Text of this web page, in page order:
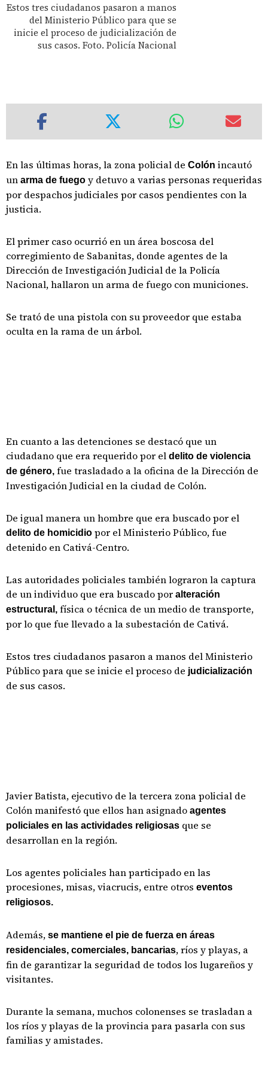
Estos tres ciudadanos pasaron a manos
del Ministerio Público para que se
inicie el proceso de judicialización de
sus casos. Foto. Policía Nacional
En las últimas horas, la zona policial de Colón incautó
un arma de fuego y detuvo a varias personas requeridas
por despachos judiciales por casos pendientes con la
justicia.
El primer caso ocurrió en un área boscosa del
corregimiento de Sabanitas, donde agentes de la
Dirección de Investigación Judicial de la Policía
Nacional, hallaron un arma de fuego con municiones.
Se trató de una pistola con su proveedor que estaba
oculta en la rama de un árbol.
En cuanto a las detenciones se destacó que un
ciudadano que era requerido por el delito de violencia
de género, fue trasladado a la oficina de la Dirección de
Investigación Judicial en la ciudad de Colón.
De igual manera un hombre que era buscado por el
delito de homicidio por el Ministerio Público, fue
detenido en Cativá-Centro.
Las autoridades policiales también lograron la captura
de un individuo que era buscado por alteración
estructural, física o técnica de un medio de transporte,
por lo que fue llevado a la subestación de Cativá.
Estos tres ciudadanos pasaron a manos del Ministerio
Público para que se inicie el proceso de judicialización
de sus casos.
Javier Batista, ejecutivo de la tercera zona policial de
Colón manifestó que ellos han asignado agentes
policiales en las actividades religiosas que se
desarrollan en la región.
Los agentes policiales han participado en las
procesiones, misas, viacrucis, entre otros eventos
religiosos.
Además, se mantiene el pie de fuerza en áreas
residenciales, comerciales, bancarias, ríos y playas, a
fin de garantizar la seguridad de todos los lugareños y
visitantes.
Durante la semana, muchos colonenses se trasladan a
los ríos y playas de la provincia para pasarla con sus
familias y amistades.